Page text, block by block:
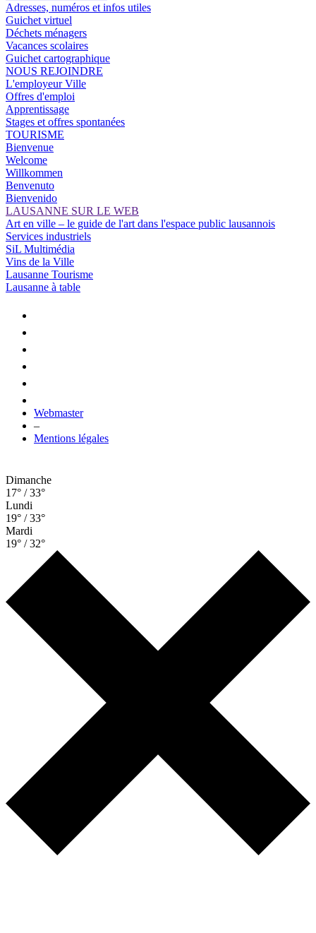
Adresses, numéros et infos utiles
Guichet virtuel
Déchets ménagers
Vacances scolaires
Guichet cartographique
NOUS REJOINDRE
L'employeur Ville
Offres d'emploi
Apprentissage
Stages et offres spontanées
TOURISME
Bienvenue
Welcome
Willkommen
Benvenuto
Bienvenido
LAUSANNE SUR LE WEB
Art en ville – le guide de l'art dans l'espace public lausannois
Services industriels
SiL Multimédia
Vins de la Ville
Lausanne Tourisme
Lausanne à table
Webmaster
–
Mentions légales
Dimanche
17° / 33°
Lundi
19° / 33°
Mardi
19° / 32°